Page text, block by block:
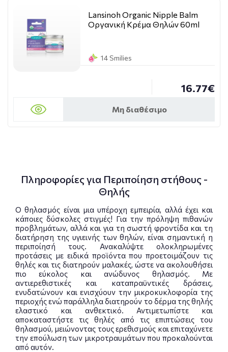
Lansinoh Organic Nipple Balm
Oργανική Κρέμα Θηλών 60ml
14 Smilies
16.77€
Μη διαθέσιμο
Πληροφορίες για Περιποίηση στήθους -
Θηλής
Ο θηλασμός είναι μια υπέροχη εμπειρία, αλλά έχει και
κάποιες δύσκολες στιγμές! Για την πρόληψη πιθανών
προβλημάτων, αλλά και για τη σωστή φροντίδα και τη
διατήρηση της υγιεινής των θηλών, είναι σημαντική η
περιποίησή τους. Ανακαλύψτε ολοκληρωμένες
προτάσεις με ειδικά προϊόντα που προετοιμάζουν τις
θηλές και τις διατηρούν μαλακές, ώστε να ακολουθήσει
πιο εύκολος και ανώδυνος θηλασμός. Με
αντιερεθιστικές και καταπραϋντικές δράσεις,
ενυδατώνουν και ενισχύουν την μικροκυκλοφορία της
περιοχής ενώ παράλληλα διατηρούν το δέρμα της θηλής
ελαστικό και ανθεκτικό. Αντιμετωπίστε και
αποκαταστήστε τις θηλές από τις επιπτώσεις του
θηλασμού, μειώνοντας τους ερεθισμούς και επιταχύνετε
την επούλωση των μικροτραυμάτων που προκαλούνται
από αυτόν.